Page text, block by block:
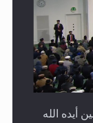
أيده الله